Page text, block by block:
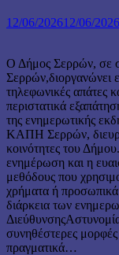
12/06/202612/06/2026
Ο Δήμος Σερρών, σε
Σερρών,διοργανώνει
τηλεφωνικές απάτες
περιστατικά
της ενημερωτικής
ΚΑΠΗ Σερρών,
κοινότητες του
ενημέρωση και η
μεθόδους που
χρήματα ή
διάρκεια των
συνηθέστερες
πραγματικά…